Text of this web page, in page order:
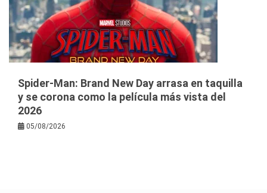
Spider-Man: Brand New Day arrasa en taquilla
y se corona como la película más vista del
2026
05/08/2026